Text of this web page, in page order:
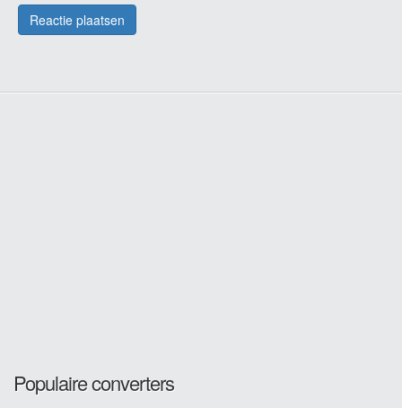
Populaire converters